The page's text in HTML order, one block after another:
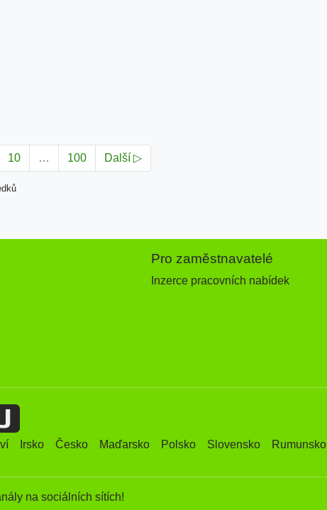
10 … 100 Další ▷
Pro zaměstnavatelé
Inzerce pracovních nabídek
Irsko Česko Maďarsko Polsko Slovensko Rumunsko
na sociálních sítích!